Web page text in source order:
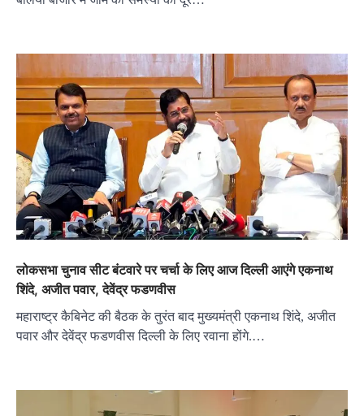
लोकसभा चुनाव सीट बंटवारे पर चर्चा के लिए आज दिल्ली आएंगे एकनाथ
शिंदे, अजीत पवार, देवेंद्र फडणवीस
महाराष्ट्र कैबिनेट की बैठक के तुरंत बाद मुख्‍यमंत्री एकनाथ शिंदे, अजीत
पवार और देवेंद्र फडणवीस दिल्ली के लिए रवाना होंगे.…